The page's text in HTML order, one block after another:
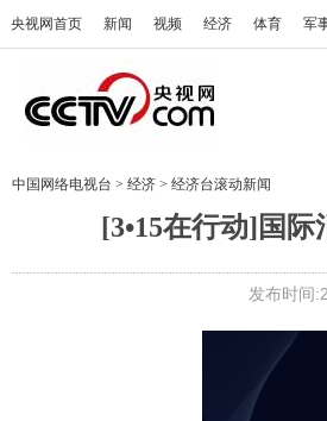
央视网首页 新闻 视频 经济 体育 军
中国网络电视台 > 经济 > 经济台滚动新闻
[3•15在行动]国
发布时间